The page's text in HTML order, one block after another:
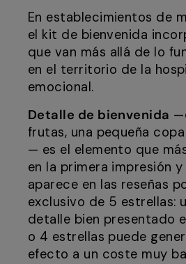
En establecimientos de
el kit de bienvenida
que van más allá de lo
en el territorio de la
emocional.
Detalle de bienvenida
frutas, una pequeña
— es el elemento que
en la primera impresión
aparece en las reseñas
exclusivo de 5 estrellas:
detalle bien presentado
o 4 estrellas puede
efecto a un coste muy